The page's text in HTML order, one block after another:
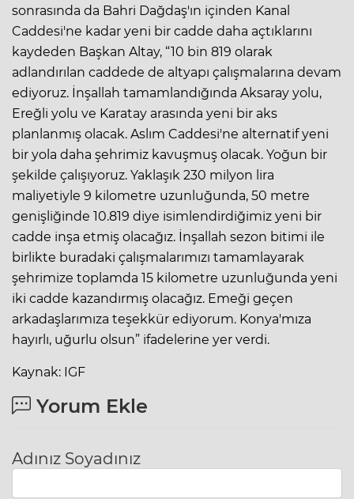
sonrasında da Bahri Dağdaş'ın içinden Kanal
Caddesi'ne kadar yeni bir cadde daha açtıklarını
kaydeden Başkan Altay, “10 bin 819 olarak
adlandırılan caddede de altyapı çalışmalarına devam
ediyoruz. İnşallah tamamlandığında Aksaray yolu,
Ereğli yolu ve Karatay arasında yeni bir aks
planlanmış olacak. Aslım Caddesi'ne alternatif yeni
bir yola daha şehrimiz kavuşmuş olacak. Yoğun bir
şekilde çalışıyoruz. Yaklaşık 230 milyon lira
maliyetiyle 9 kilometre uzunluğunda, 50 metre
genişliğinde 10.819 diye isimlendirdiğimiz yeni bir
cadde inşa etmiş olacağız. İnşallah sezon bitimi ile
birlikte buradaki çalışmalarımızı tamamlayarak
şehrimize toplamda 15 kilometre uzunluğunda yeni
iki cadde kazandırmış olacağız. Emeği geçen
arkadaşlarımıza teşekkür ediyorum. Konya'mıza
hayırlı, uğurlu olsun” ifadelerine yer verdi.
Kaynak: IGF
Yorum Ekle
Adınız Soyadınız